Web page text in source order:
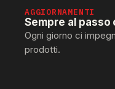
AGGIORNAMENTI
Sempre al passo
Ogni giorno ci
prodotti.